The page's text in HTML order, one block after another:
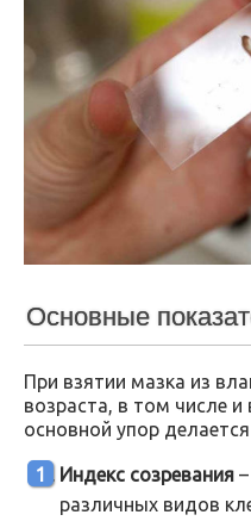
Основные
При взятии мазка из
возраста, в том числе и
основной упор
Индекс созревания
различных видов